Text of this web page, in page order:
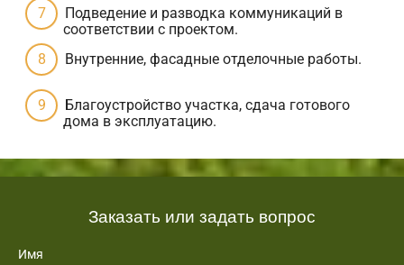
Подведение и разводка коммуникаций в
соответствии с проектом.
Внутренние, фасадные отделочные работы.
Благоустройство участка, сдача готового
дома в эксплуатацию.
Заказать или задать вопрос
Имя